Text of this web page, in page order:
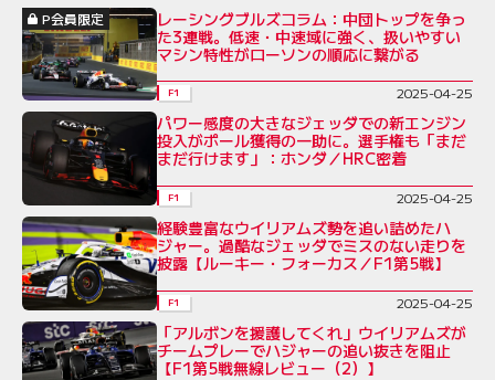
P会員限定
レーシングブルズコラム：中団トップを争っ
た3連戦。低速・中速域に強く、扱いやすい
マシン特性がローソンの順応に繋がる
F1 2025-04-25
パワー感度の大きなジェッダでの新エンジン
投入がポール獲得の一助に。選手権も「まだ
まだ行けます」：ホンダ／HRC密着
F1 2025-04-25
経験豊富なウイリアムズ勢を追い詰めたハ
ジャー。過酷なジェッダでミスのない走りを
披露【ルーキー・フォーカス／F1第5戦】
F1 2025-04-25
「アルボンを援護してくれ」ウイリアムズが
チームプレーでハジャーの追い抜きを阻止
【F1第5戦無線レビュー（2）】